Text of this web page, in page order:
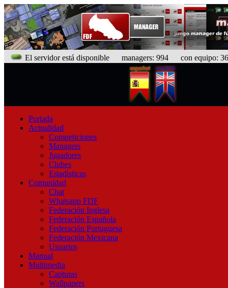
El servidor está disponible managers: 994 con equipo:
Portada
Actualidad
Competiciones
Managers
Jugadores
Clubes
Estadísticas
Comunidad
Chat
Whatsapp FDF
Federación Inglesa
Federación Española
Federación Portuguesa
Federación Mexicana
Usuarios
Manual
Multimedia
Capturas
Wallpapers